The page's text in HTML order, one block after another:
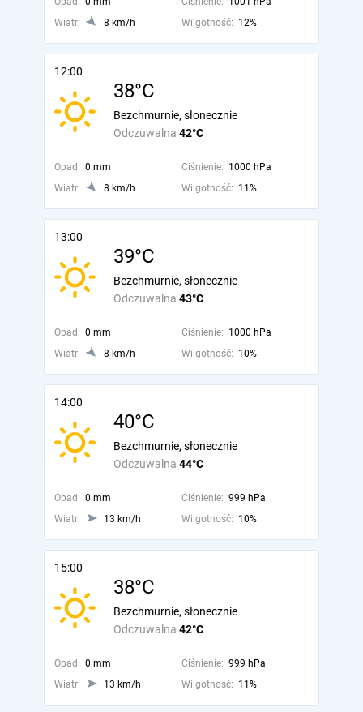
Wiatr:
8 km/h Wilgotność: 12%
12:00
38°C
Odczuwalna 42°C
Bezchmurnie, słonecznie
Opad: 0 mm Ciśnienie: 1000 hPa
Wiatr:
8 km/h Wilgotność: 11%
13:00
39°C
Odczuwalna 43°C
Bezchmurnie, słonecznie
Opad: 0 mm Ciśnienie: 1000 hPa
Wiatr:
8 km/h Wilgotność: 10%
14:00
40°C
Odczuwalna 44°C
Bezchmurnie, słonecznie
Opad: 0 mm Ciśnienie: 999 hPa
Wiatr:
13 km/h Wilgotność: 10%
15:00
38°C
Odczuwalna 42°C
Bezchmurnie, słonecznie
Opad: 0 mm Ciśnienie: 999 hPa
Wiatr:
13 km/h Wilgotność: 11%